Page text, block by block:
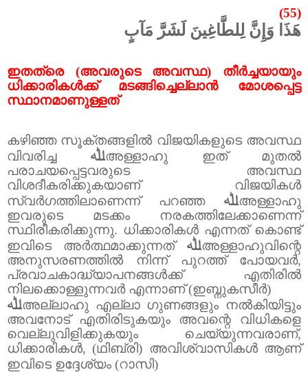
(55)
هَذَا وَإِنَّ لِلطَّاغِينَ لَشَرَّ مَآبٍ
ഇതത്രെ (അവരുടെ അവസ്ഥ) തീർച്ചയായും
ധിക്കാരികൾക്ക് മടങ്ങിച്ചെല്ലാൻ മോശപ്പെട്ട
സ്ഥാനമാണുള്ളത്
കഴിഞ്ഞ സൂക്തങ്ങളിൽ വിജയികളുടെ അവസ്ഥ
വിവരിച്ച ﷲഅള്ളാഹു ഇത് മുതൽ
പരാചയപ്പെട്ടവരുടെ അവസ്ഥ
വിശദീകരിക്കുകയാണ് വിജയികൾ
സ്വർഗത്തിലാണെന്ന് പറഞ്ഞ ﷲഅള്ളാഹു
ഇവരുടെ മടക്കം നരകത്തിലേക്കാണെന്ന്
സ്ഥിരീകരിക്കുന്നു. ധിക്കാരികൾ എന്നത് കൊണ്ട്
ഇവിടെ അർത്ഥമാക്കുന്നത് ﷲഅള്ളാഹുവിന്റെ
അനുസരണത്തിൽ നിന്ന് പുറത്ത് പോയവർ,
പ്രവാചകാദ്ധ്യാപനങ്ങൾക്ക് എതിരിൽ
നിലക്കൊള്ളുന്നവർ എന്നാണ് (ഇബ്നുകസീർ)
ﷲഅല്ലാഹു എല്ലാ ഗുണങ്ങളും നൽകിയിട്ടും
അവനോട് എതിരിടുകയും അവന്റെ വിധികളെ
വെല്ലുവിളിക്കുകയും ചെയ്യുന്നവരാണ്,
ധിക്കാരികൾ, (ഥിബ്‌രി) അവിശ്വാസികൾ ആണ്
ഇവിടെ ഉദ്ദേശ്യം (റാസി)